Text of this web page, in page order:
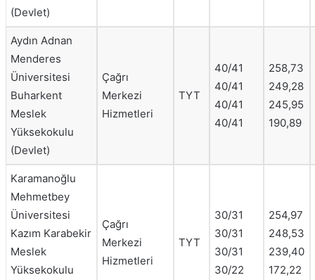
(Devlet)
Aydın Adnan
Menderes
Üniversitesi
Buharkent
Meslek
Yüksekokulu
(Devlet)
Çağrı
Merkezi
Hizmetleri
TYT
40/41
40/41
40/41
40/41
258,73
249,28
245,95
190,89
Karamanoğlu
Mehmetbey
Üniversitesi
Kazım Karabekir
Meslek
Yüksekokulu
Çağrı
Merkezi
Hizmetleri
TYT
30/31
30/31
30/31
30/22
254,97
248,53
239,40
172,22